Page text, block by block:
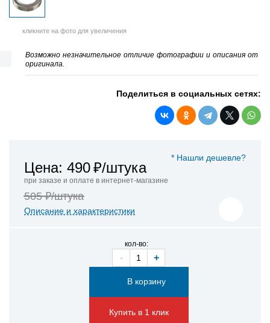
кликните на фото для увеличения
Возможно незначительное отличие фотографии и описания от
оригинала.
Поделиться в социальных сетях:
* Нашли дешевле?
Цена: 490₽/штука
при заказе и оплате в интернет-магазине
505 ₽/штука
Описание и характеристики
кол-во:
- +
Купить в 1 клик